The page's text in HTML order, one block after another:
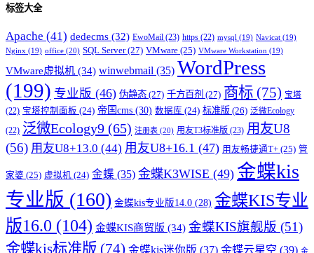
标签大全
Apache (41) dedecms (32) EwoMail (23) https (22) mysql (19) Navicat (19)
Nginx (19) office (20) SQL Server(27) VMware (25) VMware Workstation (19)
VMware虚拟机 (34) winwebmail (35) WordPress
(199) 专业版 (46) 伪静态 (27) 千方百剂 (27) 商标 (75) 宝塔
(22) 宝塔控制面板 (24) 帝国cms (30) 数据库 (24) 标准版 (26) 泛微Ecology
(22) 泛微Ecology9 (65) 注册表 (20) 用友T3标准版 (23) 用友U8
(56) 用友U8+13.0 (44) 用友U8+16.1 (47) 用友畅捷通T+ (25) 管
家婆 (25) 虚拟机 (24) 金蝶 (35) 金蝶K3WISE (49) 金蝶kis
专业版 (160) 金蝶kis专业版14.0 (28) 金蝶KIS专业
版16.0 (104) 金蝶KIS商贸版 (34) 金蝶KIS旗舰版 (51)
金蝶kis标准版 (74) 金蝶kis迷你版 (37) 金蝶云星空 (39) 金